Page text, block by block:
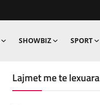
SHOWBIZ SPORT
Lajmet me te lexuara